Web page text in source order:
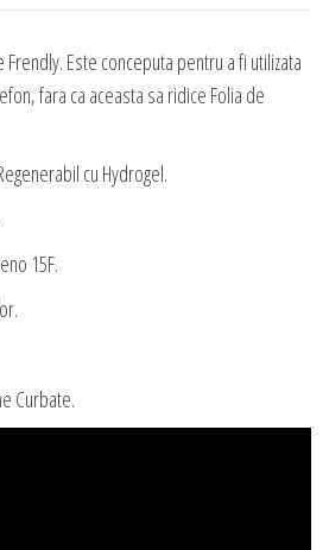
Frendly. Este conceputa pentru a fi utilizata
fara ca aceasta sa ridice Folia de
cu Hydrogel.
15F.
Curbate.